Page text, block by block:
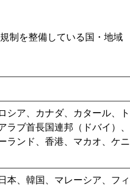
制を整備している国・地域
シア、カナダ、カタール、ト
ブ首長国連邦（ドバイ）、
ランド、香港、マカオ、ケニ
本、韓国、マレーシア、フィ